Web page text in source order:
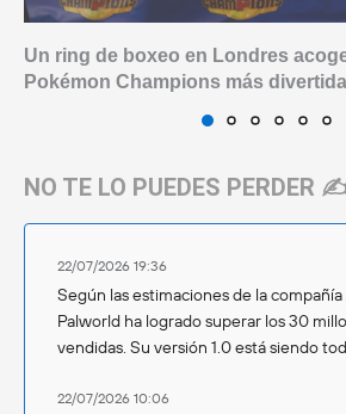
Un ring de boxeo en Londres
Pokémon Champions más
NO TE LO PUEDES PERDER
22/07/2026 19:36
Según las estimaciones de la
Palworld ha logrado superar los 30
vendidas. Su versión 1.0 está siendo
22/07/2026 10:06